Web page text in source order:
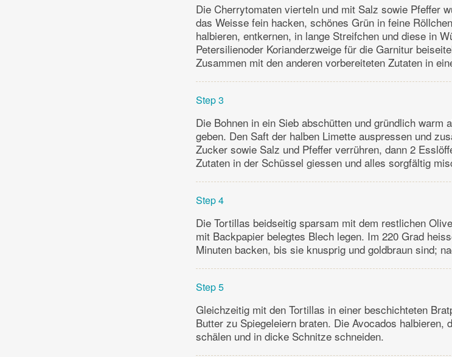
Die Cherrytomaten vierteln und mit Salz sowie Pfeffer
das Weisse fein hacken, schönes Grün in feine
halbieren, entkernen, in lange Streifchen und diese in
Petersilienoder Korianderzweige für die Garnitur
Zusammen mit den anderen vorbereiteten Zutaten in
Step 3
Die Bohnen in ein Sieb abschütten und gründlich warm
geben. Den Saft der halben Limette auspressen und
Zucker sowie Salz und Pfeffer verrühren, dann 2
Zutaten in der Schüssel giessen und alles sorgfältig
Step 4
Die Tortillas beidseitig sparsam mit dem restlichen
mit Backpapier belegtes Blech legen. Im 220 Grad
Minuten backen, bis sie knusprig und goldbraun sind;
Step 5
Gleichzeitig mit den Tortillas in einer beschichteten
Butter zu Spiegeleiern braten. Die Avocados halbieren,
schälen und in dicke Schnitze schneiden.